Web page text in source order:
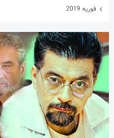
فوریه 2019